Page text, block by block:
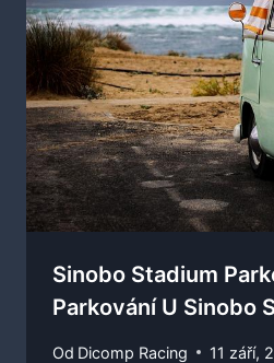
Sinobo Stadium
Parkování U Sinobo
Od Dicomp Racing 11 září,